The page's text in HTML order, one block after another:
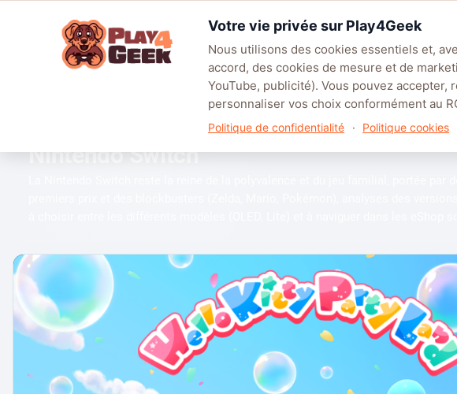
LEAGUE OF LEGENDS BATTLEFIELD 6
Nintendo Switch
Votre vie privée sur Play4Geek
Nous utilisons des cookies essentiels et,
accord, des cookies de mesure et de
YouTube, publicité). Vous pouvez accepter,
personnaliser vos choix conformément au
Politique de confidentialité · Politique cookies